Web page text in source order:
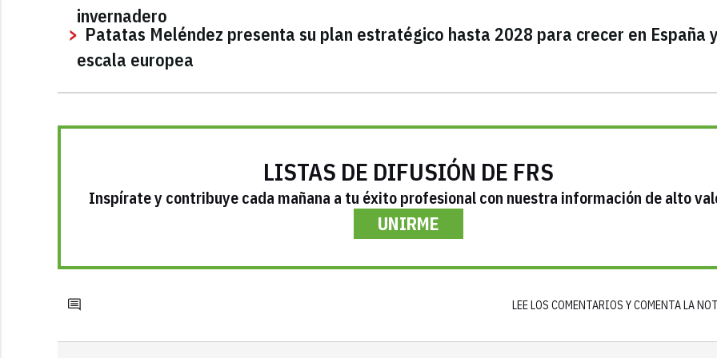
invernadero
Patatas Meléndez presenta su plan estratégico hasta 2028 para crecer en España
escala europea
LISTAS DE DIFUSIÓN DE FRS
Inspírate y contribuye cada mañana a tu éxito profesional con nuestra información de alto
UNIRME
LEE LOS COMENTARIOS Y COMENTA LA